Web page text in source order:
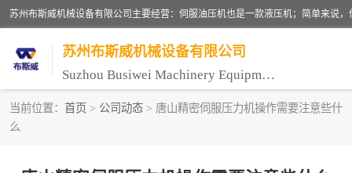
苏州布斯威机械设备有限公司
Suzhou Busiwei Machinery Equipment Co., Ltd.
当前位置： 首页 > 公司动态 > 唐山精密伺服压力机操作需要注意些什
么